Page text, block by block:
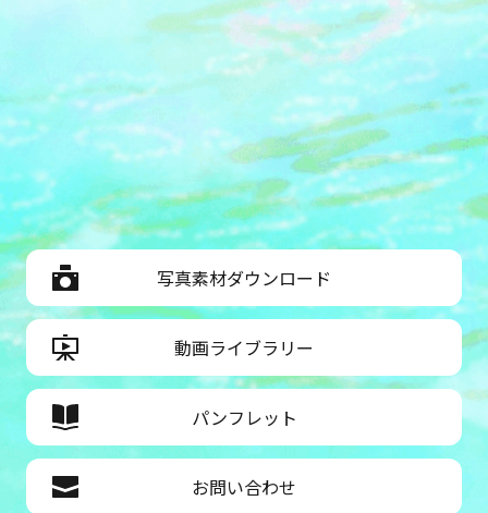
写真素材ダウンロード
動画ライブラリー
パンフレット
お問い合わせ